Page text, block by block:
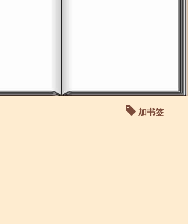
加书签